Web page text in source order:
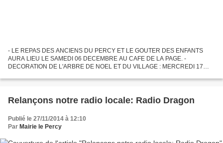
- LE REPAS DES ANCIENS DU PERCY ET LE GOUTER DES ENFANTS
AURA LIEU LE SAMEDI 06 DECEMBRE AU CAFE DE LA PAGE. -
DECORATION DE L'ARBRE DE NOEL ET DU VILLAGE : MERCREDI 17
VILLAGE "LE JARDIN DES GAUCHERS":...
Relançons notre radio locale: Radio Dragon
Publié le 27/11/2014 à 12:10
Par Mairie le Percy